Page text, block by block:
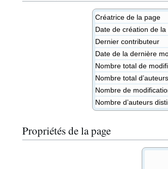
Créatrice de la page
Date de création de la
Dernier contributeur
Date de la dernière
Nombre total de
Nombre total
Nombre de
Nombre d’auteurs
Propriétés de la page